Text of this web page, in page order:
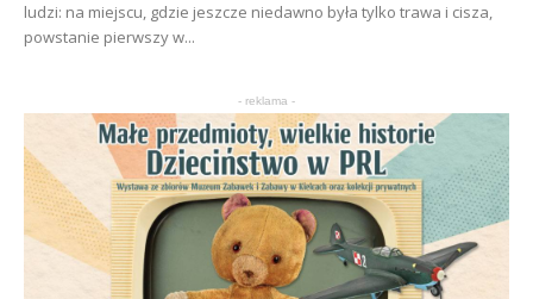
ludzi: na miejscu, gdzie jeszcze niedawno była tylko trawa i cisza,
powstanie pierwszy w...
- reklama -